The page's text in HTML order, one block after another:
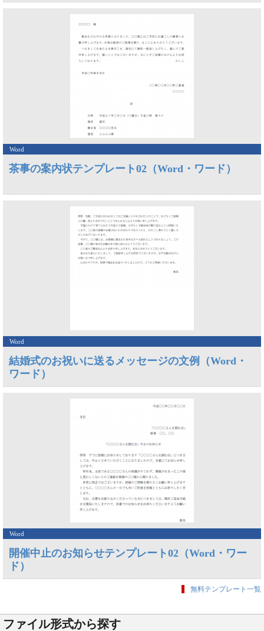
Word
茶事の案内状テンプレート02（Word・ワード）
Word
結婚式のお祝いに送るメッセージの文例（Word・
ワード）
Word
開催中止のお知らせテンプレート02（Word・ワー
ド）
無料テンプレート一覧
ファイル形式から探す